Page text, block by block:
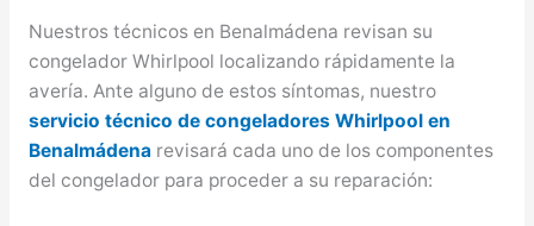
Nuestros técnicos en Benalmádena revisan su
congelador Whirlpool localizando rápidamente la
avería. Ante alguno de estos síntomas, nuestro
servicio técnico de congeladores Whirlpool en
Benalmádenarevisará cada uno de los componentes
del congelador para proceder a su reparación: